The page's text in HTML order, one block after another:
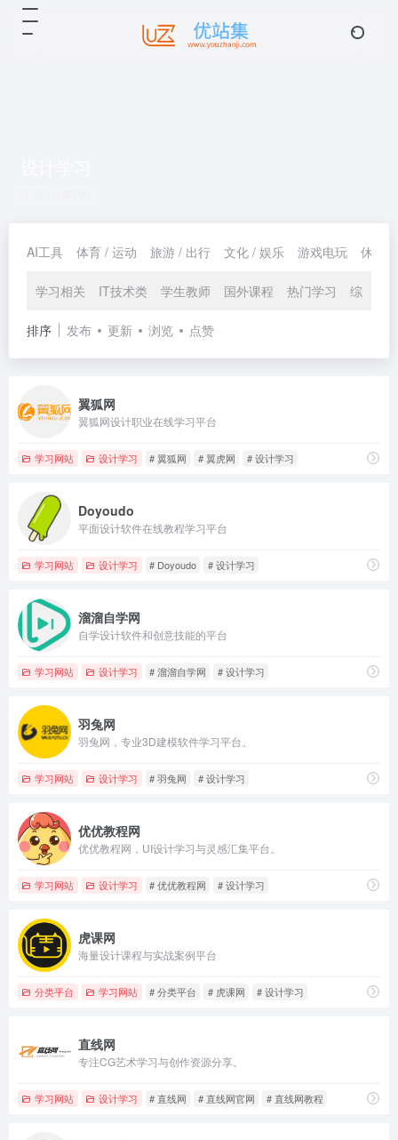
AI工具 体育 / 运动 旅游 / 出行 文化 / 娱乐 游戏电玩 休闲 /
学习相关 IT技术类 学生教师 国外课程 热门学习 综合平
排序 发布 更新 浏览 点赞
翼狐网
翼狐网设计职业在线学习平台
学习网站 设计学习 # 翼狐网 # 翼虎网 # 设计学习
Doyoudo
平面设计软件在线教程学习平台
学习网站 设计学习 # Doyoudo # 设计学习
溜溜自学网
自学设计软件和创意技能的平台
学习网站 设计学习 # 溜溜自学网 # 设计学习
羽兔网
羽兔网，专业3D建模软件学习平台。
学习网站 设计学习 # 羽兔网 # 设计学习
优优教程网
优优教程网，UI设计学习与灵感汇集平台。
学习网站 设计学习 # 优优教程网 # 设计学习
虎课网
海量设计课程与实战案例平台
分类平台 学习网站 # 分类平台 # 虎课网 # 设计学习
直线网
专注CG艺术学习与创作资源分享。
学习网站 设计学习 # 直线网 # 直线网官网 # 直线网教程